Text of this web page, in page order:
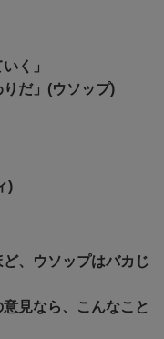
く」
りだ」(ウソップ)
)
、ウソップはバカじ
見なら、こんなこと